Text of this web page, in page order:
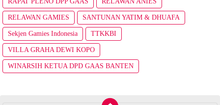
RELAWAN GAMIES SANTUNAN YATIM & DHUAFA
Sekjen Gamies Indonesia TTKKBI
VILLA GRAHA DEWI KOPO
WINARSIH KETUA DPD GAAS BANTEN